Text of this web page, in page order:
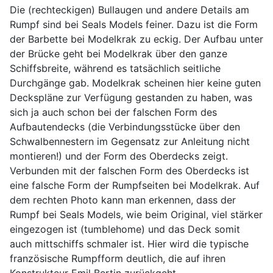
Die (rechteckigen) Bullaugen und andere Details am
Rumpf sind bei Seals Models feiner. Dazu ist die Form
der Barbette bei Modelkrak zu eckig. Der Aufbau unter
der Brücke geht bei Modelkrak über den ganze
Schiffsbreite, während es tatsächlich seitliche
Durchgänge gab. Modelkrak scheinen hier keine guten
Deckspläne zur Verfügung gestanden zu haben, was
sich ja auch schon bei der falschen Form des
Aufbautendecks (die Verbindungsstücke über den
Schwalbennestern im Gegensatz zur Anleitung nicht
montieren!) und der Form des Oberdecks zeigt.
Verbunden mit der falschen Form des Oberdecks ist
eine falsche Form der Rumpfseiten bei Modelkrak. Auf
dem rechten Photo kann man erkennen, dass der
Rumpf bei Seals Models, wie beim Original, viel stärker
eingezogen ist (tumblehome) und das Deck somit
auch mittschiffs schmaler ist. Hier wird die typische
französische Rumpfform deutlich, die auf ihren